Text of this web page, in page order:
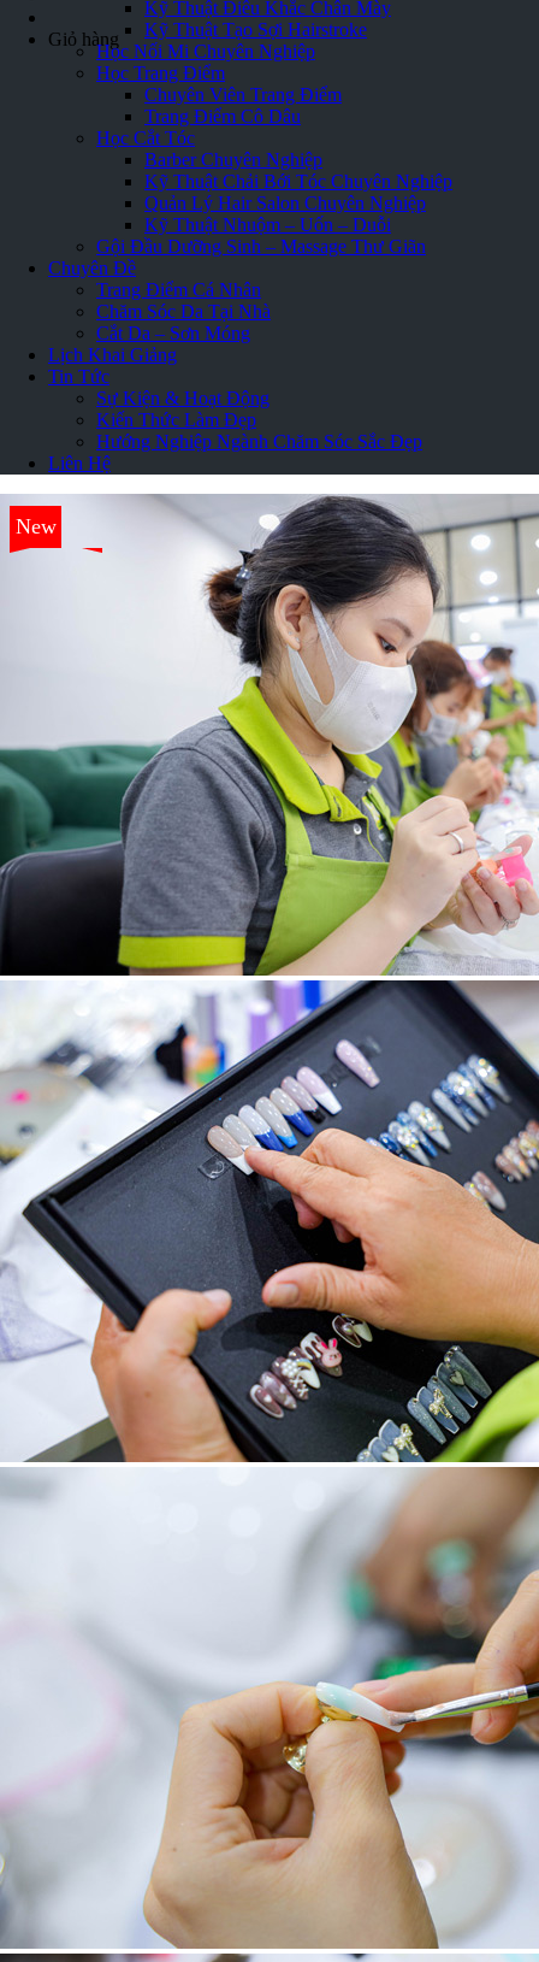
Loading...
Giỏ hàng
Kỹ Thuật Điêu Khắc Chân Mày
Kỹ Thuật Tạo Sợi Hairstroke
Học Nối Mi Chuyên Nghiệp
Học Trang Điểm
Chuyên Viên Trang Điểm
Trang Điểm Cô Dâu
Học Cắt Tóc
Barber Chuyên Nghiệp
Kỹ Thuật Chải Bới Tóc Chuyên Nghiệp
Quản Lý Hair Salon Chuyên Nghiệp
Kỹ Thuật Nhuộm – Uốn – Duỗi
Gội Đầu Dưỡng Sinh – Massage Thư Giãn
Chuyên Đề
Trang Điểm Cá Nhân
Chăm Sóc Da Tại Nhà
Cắt Da – Sơn Móng
Lịch Khai Giảng
Tin Tức
Sự Kiện & Hoạt Động
Kiến Thức Làm Đẹp
Hướng Nghiệp Ngành Chăm Sóc Sắc Đẹp
Liên Hệ
New